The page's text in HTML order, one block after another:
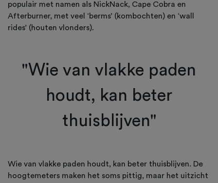
populair met namen als NickNack, Cape Cobra en
Afterburner, met veel ‘berms’ (kombochten) en ‘wall
rides’ (houten vlonders).
"Wie van vlakke paden
houdt, kan beter
thuisblijven"
Wie van vlakke paden houdt, kan beter thuisblijven. De
hoogtemeters maken het soms pittig, maar het uitzicht